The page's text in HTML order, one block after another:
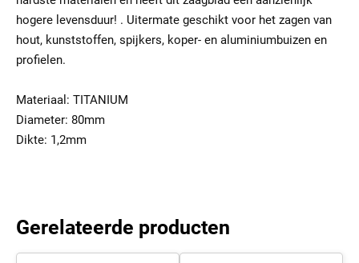
hogere levensduur! . Uitermate geschikt voor het zagen van
hout, kunststoffen, spijkers, koper- en aluminiumbuizen en
profielen.
Materiaal: TITANIUM
Diameter: 80mm
Dikte: 1,2mm
Gerelateerde producten